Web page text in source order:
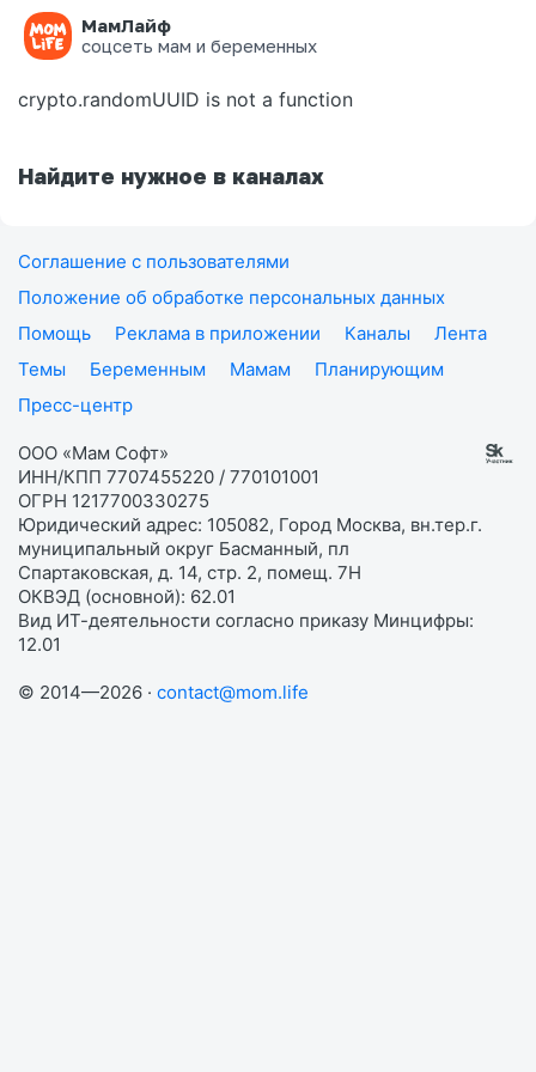
МамЛайф
соцсеть мам и беременных
Ошибка на странице
crypto.randomUUID is not a function
Найдите нужное в каналах
Соглашение с пользователями
Положение об обработке персональных данных
Помощь
Реклама в приложении Каналы
Лента
Темы
Беременным Мамам
Планирующим
Пресс-центр
ООО «Мам Софт»
ИНН/КПП 7707455220 / 770101001
ОГРН 1217700330275
Юридический адрес: 105082, Город Москва, вн.тер.г.
муниципальный округ Басманный, пл
Спартаковская, д. 14, стр. 2, помещ. 7Н
ОКВЭД (основной): 62.01
Вид ИТ-деятельности согласно приказу Минцифры:
12.01
© 2014—2026 · contact@mom.life